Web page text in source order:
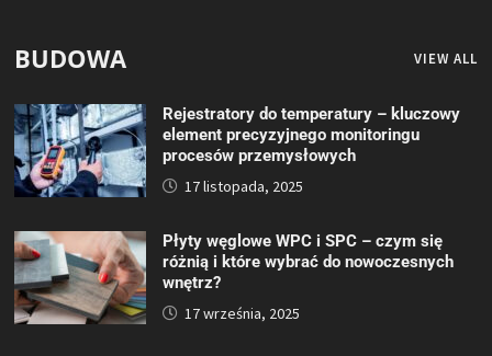
BUDOWA VIEW ALL
Rejestratory do temperatury – kluczowy
element precyzyjnego monitoringu
procesów przemysłowych
17 listopada, 2025
Płyty węglowe WPC i SPC – czym się
różnią i które wybrać do nowoczesnych
wnętrz?
17 września, 2025